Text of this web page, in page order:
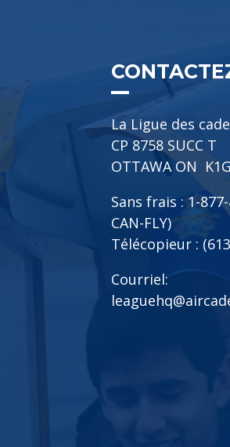
La Ligue des
CP 8758 SUCC T
OTTAWA ON
Sans frais : 1-
CAN-FLY)
Télécopieur :
Courriel: